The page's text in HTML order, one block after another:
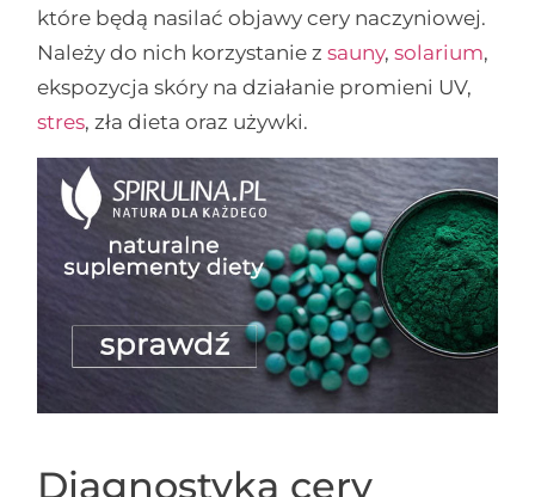
które będą nasilać objawy cery naczyniowej.
Należy do nich korzystanie zsauny,solarium,
ekspozycja skóry na działanie promieni UV,
stres, zła dieta oraz używki.
Diagnostyka cery